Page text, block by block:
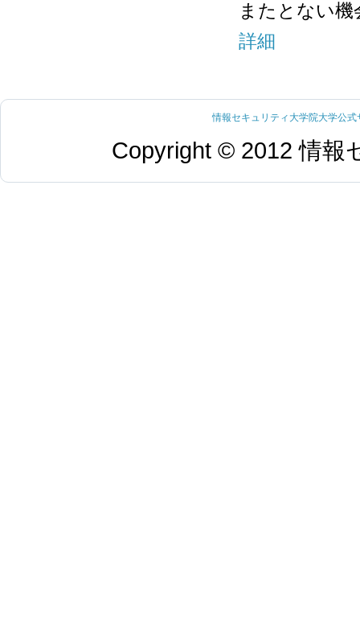
またとない
詳細
情報セキュリティ大学院大学公式
Copyright © 2012 情報